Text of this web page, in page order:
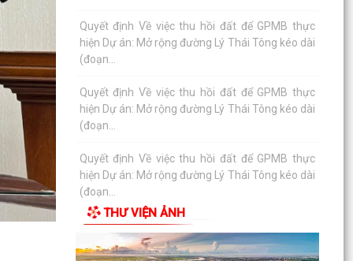
(đoạn...
Quyết định Về việc thu hồi đất để GPMB thực
(đoạn...
Quyết định Về việc thu hồi đất để GPMB thực
(đoạn từ...
Quyết định Về việc thu hồi đất để GPMB thực
hiện Dự án: Mở rộng đường Lý Thái Tông kéo dài
(đoạn từ...
Quyết định Về việc thu hồi đất để GPMB thực
THƯ VIỆN ẢNH